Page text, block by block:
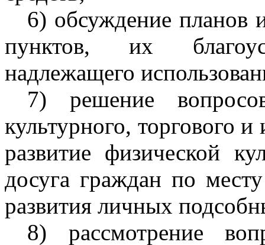
6) обсуждение планов
пунктов, их
надлежащего
7) решение
культурного, торгового
развитие физической
досуга граждан по
развития личных
8) рассмотрение